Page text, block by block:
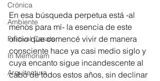
Crónica
Ambiente
Festival Casals
In Memoriam
Arquitectura
En esa búsqueda perpetua está -al
menos para mí- la esencia de este
oficio que comencé vivir de manera
consciente hace ya casi medio siglo y
cuya encanto sigue incandescente al
cabo de todos estos años, sin declinar